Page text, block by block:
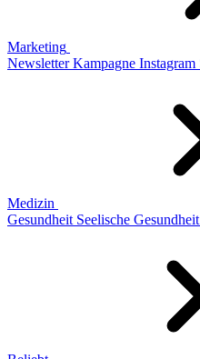
Marketing
Newsletter Kampagne Instagram
Medizin
Gesundheit Seelische Gesundheit